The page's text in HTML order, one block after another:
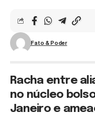
Fato & Poder
Racha entre
no núcleo
Janeiro e